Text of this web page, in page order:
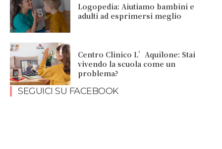
Logopedia: Aiutiamo bambini e
adulti ad esprimersi meglio
Centro Clinico L’Aquilone: Stai
vivendo la scuola come un
problema?
SEGUICI SU FACEBOOK